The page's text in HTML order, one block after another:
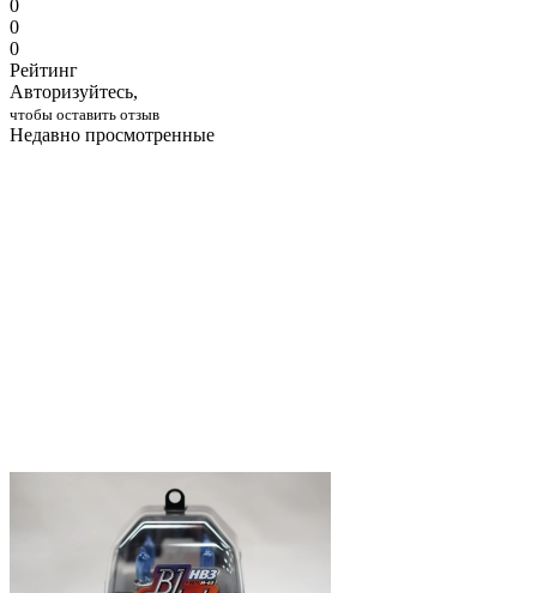
0
0
0
Рейтинг
Авторизуйтесь,
чтобы оставить отзыв
Недавно просмотренные